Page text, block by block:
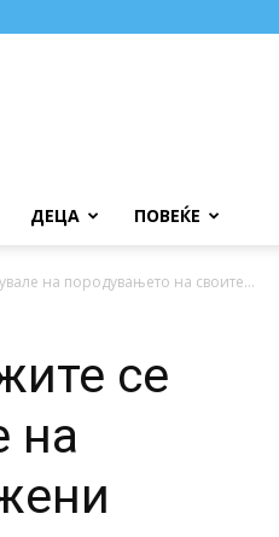
ДЕЦА ПОВЕЌЕ
на породувањето на своите...
се
на